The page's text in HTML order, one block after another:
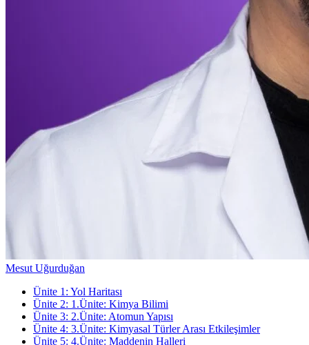
Mesut Uğurduğan
Ünite 1 : Yol Haritası
Ünite 2: 1.Ünite: Kimya Bilimi
Ünite 3: 2.Ünite: Atomun Yapısı
Ünite 4: 3.Ünite: Kimyasal Türler Arası Etkileşimler
Ünite 5: 4.Ünite: Maddenin Halleri